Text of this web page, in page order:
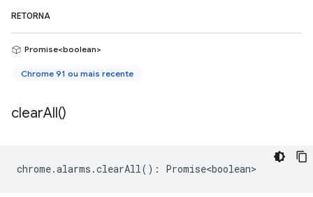
RETORNA
Promise<boolean>
Chrome 91 ou mais recente
clearAll()
chrome.alarms .clearAll() : Promise<boolean>